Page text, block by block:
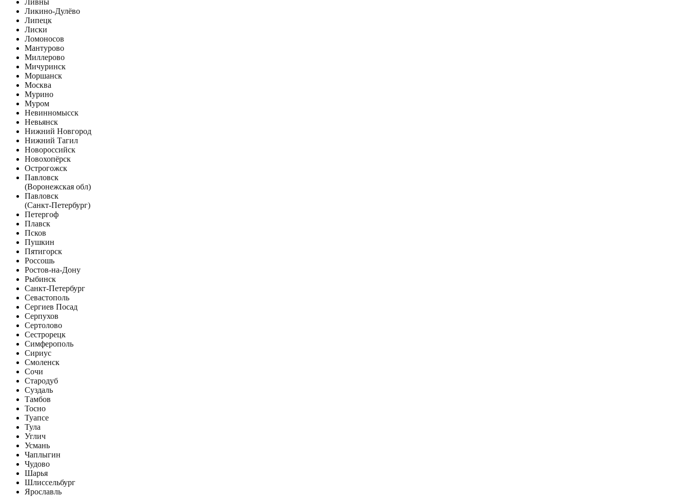
Ливны
Ликино-Дулёво
Липецк
Лиски
Ломоносов
Мантурово
Миллерово
Мичуринск
Моршанск
Москва
Мурино
Муром
Невинномысск
Невьянск
Нижний Новгород
Нижний Тагил
Новороссийск
Новохопёрск
Острогожск
Павловск
(Воронежская обл)
Павловск
(Санкт-Петербург)
Петергоф
Плавск
Псков
Пушкин
Пятигорск
Россошь
Ростов-на-Дону
Рыбинск
Санкт-Петербург
Севастополь
Сергиев Посад
Серпухов
Сертолово
Сестрорецк
Симферополь
Сириус
Смоленск
Сочи
Стародуб
Суздаль
Тамбов
Тосно
Туапсе
Тула
Углич
Усмань
Чаплыгин
Чудово
Шарья
Шлиссельбург
Ярославль